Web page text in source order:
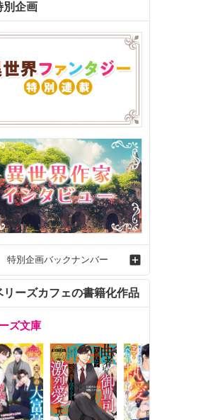
別企画
特別企画バックナンバー
リーズカフェの書籍化作品
ズ文庫